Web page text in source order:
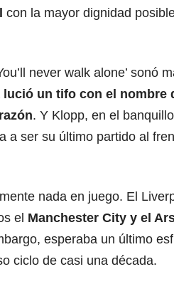
con la mayor dignidad
never walk alone’ sonó
lució un tifo con el nombre
. Y Klopp, en el
a ser su último partido al
nada en juego. El
el Manchester City y el
esperaba un último
ciclo de casi una década.